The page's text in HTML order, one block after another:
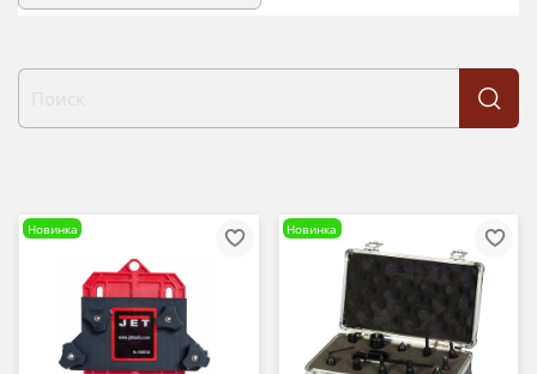
Новинка Новинка